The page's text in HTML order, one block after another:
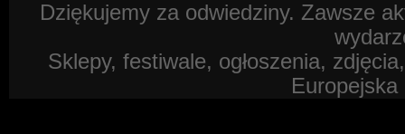
Dziękujemy za odwiedziny. Zawsze
Sklepy, festiwale, ogłoszenia,